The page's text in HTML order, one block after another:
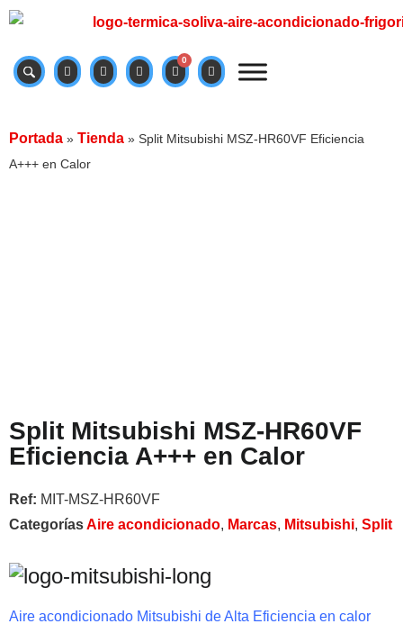
0
Portada » Tienda » Split Mitsubishi MSZ-HR60VF Eficiencia
A+++ en Calor
Split Mitsubishi MSZ-HR60VF
Eficiencia A+++ en Calor
Ref: MIT-MSZ-HR60VF
CategoríasAire acondicionado, Marcas, Mitsubishi, Split
Aire acondicionado Mitsubishi de Alta Eficiencia en calor